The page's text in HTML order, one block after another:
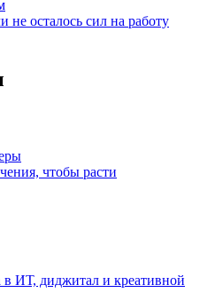
не осталось сил на работу
чтобы расти
в ИТ, диджитал и креативной